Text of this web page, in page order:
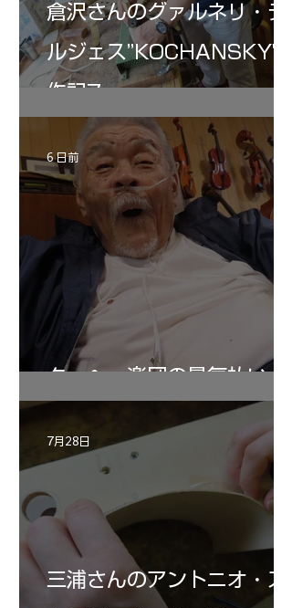
倉沢さんのグァルネリ・デ
ルジェス”KOCHANSKY"制
作記7
ターヘー楽団の暑気払い
6 日前
三浦さんのアントニオ・ス
7月28日